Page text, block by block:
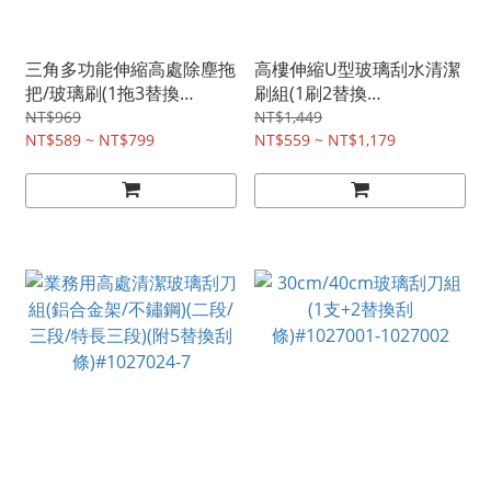
三角多功能伸縮高處除塵拖
把/玻璃刷(1拖3替換
布)#1025117
NT$969
NT$589 ~ NT$799
高樓伸縮U型玻璃刮水清潔
刷組(1刷2替換
布)#1027023
NT$1,449
NT$559 ~ NT$1,179